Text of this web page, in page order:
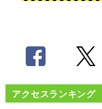
アクセスランキング